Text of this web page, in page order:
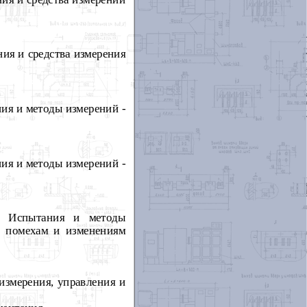
и средства измерения
и методы измерений -
и методы измерений -
Испытания и методы
помехам и изменениям
управления и